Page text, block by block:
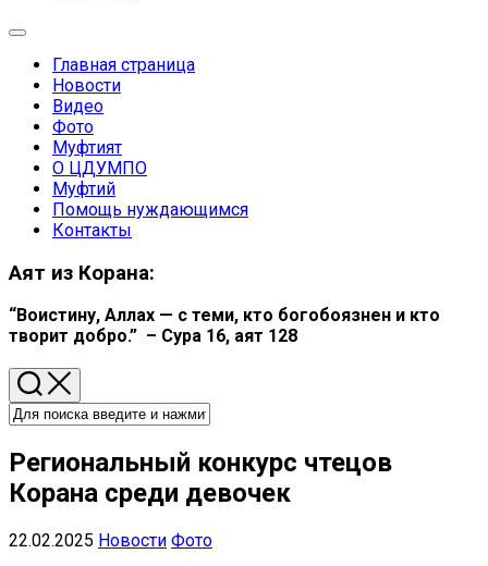
Развернуть
Главная страница
Родительская
текущая
страница
Новости
Видео
Родительская
текущая
страница
Фото
Муфтият
О ЦДУМПО
Муфтий
Помощь нуждающимся
Контакты
Аят из Корана:
“Воистину, Аллах — с теми, кто богобоязнен и кто
творит добро.” – Сура 16, аят 128
Региональный конкурс чтецов
Корана среди девочек
22.02.2025 Новости Фото